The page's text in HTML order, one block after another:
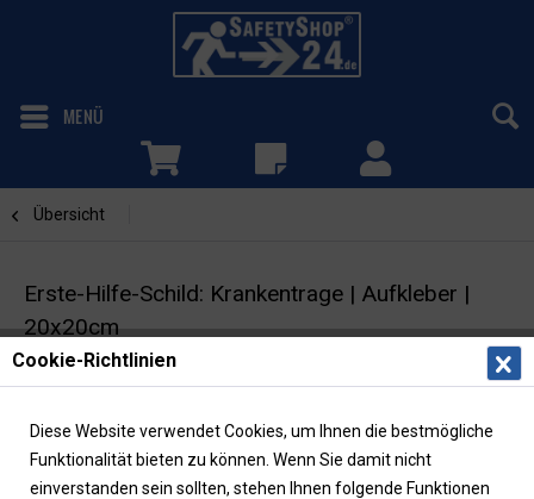
MENÜ
Übersicht
Erste-Hilfe-Schild: Krankentrage | Aufkleber |
20x20cm
Rettungszeichen | ASR/ISO | langnachleuchtend
Cookie-Richtlinien
Diese Website verwendet Cookies, um Ihnen die bestmögliche
Funktionalität bieten zu können. Wenn Sie damit nicht
einverstanden sein sollten, stehen Ihnen folgende Funktionen